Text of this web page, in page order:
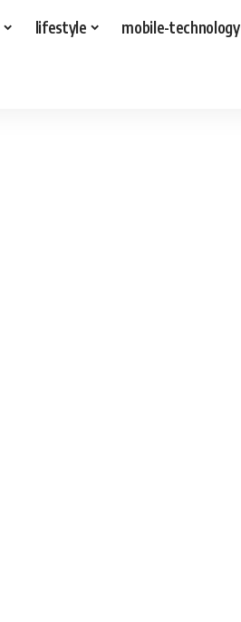
lifestyle mobile-technology